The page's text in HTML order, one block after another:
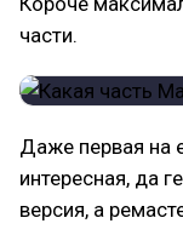
части.
Даже первая на
интересная, да
версия, а